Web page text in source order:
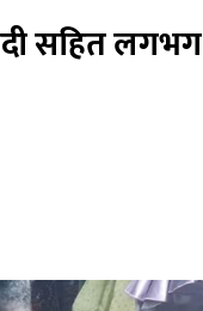
सहित लगभग